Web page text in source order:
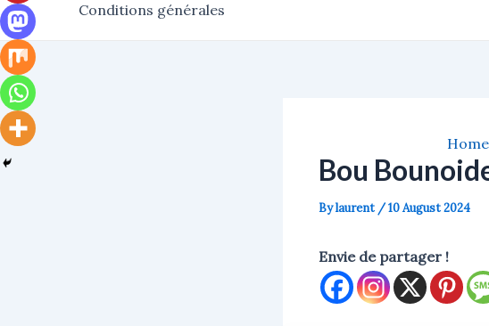
Conditions générales
Home
Bou
Bylaurent /10 August 2024
Envie de partager !